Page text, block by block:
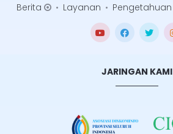
Berita
• Layanan • Pengetahuan
JARINGAN KAMI